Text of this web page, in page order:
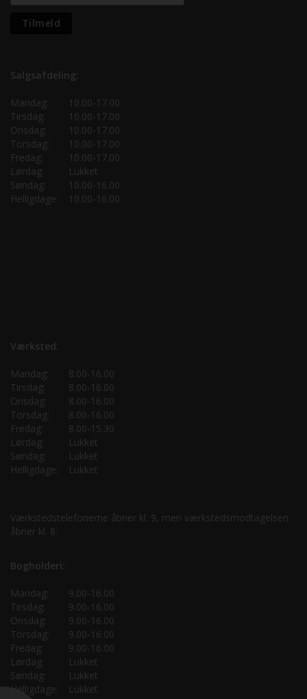
Salgsafdeling:
Mandag:
10.00-17.00
Tirsdag:
10.00-17.00
Onsdag:
10.00-17.00
Torsdag:
10.00-17.00
Fredag:
10.00-17.00
Lørdag:
Lukket
Søndag:
10.00-16.00
Helligdage:
10.00-16.00
Værksted:
Mandag:
8.00-16.00
Tirsdag:
8.00-16.00
Onsdag:
8.00-16.00
Torsdag:
8.00-16.00
Fredag:
8.00-15.30
Lørdag:
Lukket
Søndag:
Lukket
Helligdage:
Lukket
Værkstedstelefonerne åbner kl. 9, men værkstedsmodtagelsen
åbner kl. 8.
Bogholderi:
Mandag:
9.00-16.00
Tirsdag:
9.00-16.00
Onsdag:
9.00-16.00
Torsdag:
9.00-16.00
Fredag:
9.00-16.00
Lørdag:
Lukket
Søndag:
Lukket
Helligdage:
Lukket